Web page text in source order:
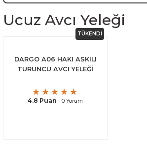
Ucuz Avcı Yeleği
TÜKENDİ
DARGO A06 HAKI ASKILI
TURUNCU AVCI YELEĞİ
4.8 Puan - 0 Yorum